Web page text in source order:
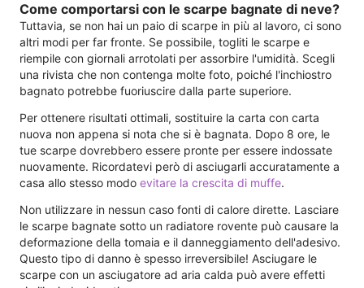
Come comportarsi con le scarpe bagnate di neve?
Tuttavia, se non hai un paio di scarpe in più al lavoro, ci sono
altri modi per far fronte. Se possibile, togliti le scarpe e
riempile con giornali arrotolati per assorbire l'umidità. Scegli
una rivista che non contenga molte foto, poiché l'inchiostro
bagnato potrebbe fuoriuscire dalla parte superiore.
Per ottenere risultati ottimali, sostituire la carta con carta
nuova non appena si nota che si è bagnata. Dopo 8 ore, le
tue scarpe dovrebbero essere pronte per essere indossate
nuovamente. Ricordatevi però di asciugarli accuratamente a
casa allo stesso modo evitare la crescita di muffe.
Non utilizzare in nessun caso fonti di calore dirette. Lasciare
le scarpe bagnate sotto un radiatore rovente può causare la
deformazione della tomaia e il danneggiamento dell'adesivo.
Questo tipo di danno è spesso irreversibile! Asciugare le
scarpe con un asciugatore ad aria calda può avere effetti